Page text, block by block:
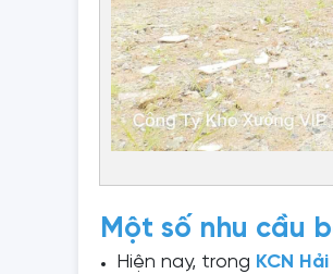
Một số nhu cầu
Hiện nay, trong KCN